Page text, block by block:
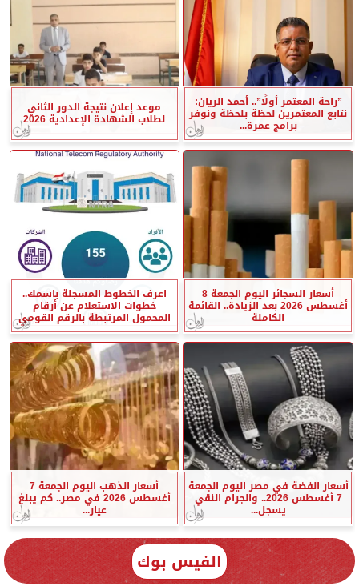
”راحة المعتمر أولًا”.. أحمد الريان:
نتابع المعتمرين لحظة بلحظة ونوفر
برامج عمرة...
موعد إعلان نتيجة الدور الثاني
لطلاب الشهادة الإعدادية 2026
أسعار السجائر اليوم الجمعة 8
أغسطس 2026 بعد الزيادة.. القائمة
الكاملة
اعرف الخطوط المسجلة باسمك..
خطوات الاستعلام عن أرقام
المحمول المرتبطة بالرقم القومي
أسعار الفضة في مصر اليوم الجمعة
7 أغسطس 2026.. والجرام النقي
يسجل...
أسعار الذهب اليوم الجمعة 7
أغسطس 2026 في مصر.. كم يبلغ
عيار...
الفيس بوك